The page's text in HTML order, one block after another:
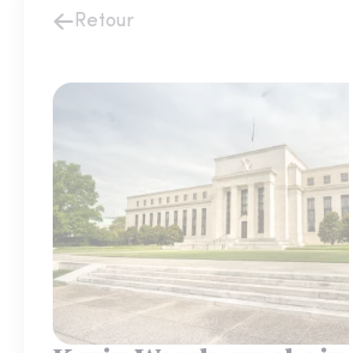
Retour